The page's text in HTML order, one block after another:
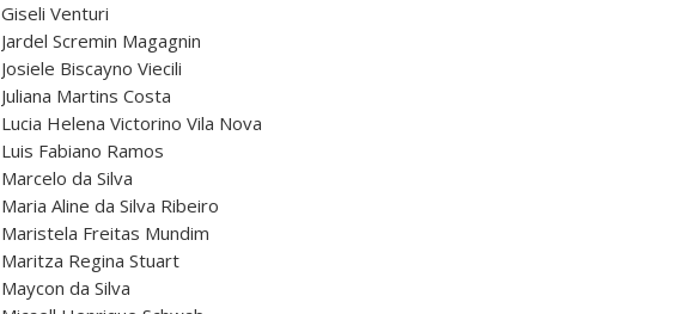
Giseli Venturi
Jardel Scremin Magagnin
Josiele Biscayno Viecili
Juliana Martins Costa
Lucia Helena Victorino Vila Nova
Luis Fabiano Ramos
Marcelo da Silva
Maria Aline da Silva Ribeiro
Maristela Freitas Mundim
Maritza Regina Stuart
Maycon da Silva